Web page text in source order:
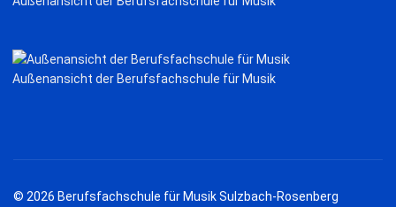
Außenansicht der Berufsfachschule für Musik
© 2026 Berufsfachschule für Musik Sulzbach-Rosenberg